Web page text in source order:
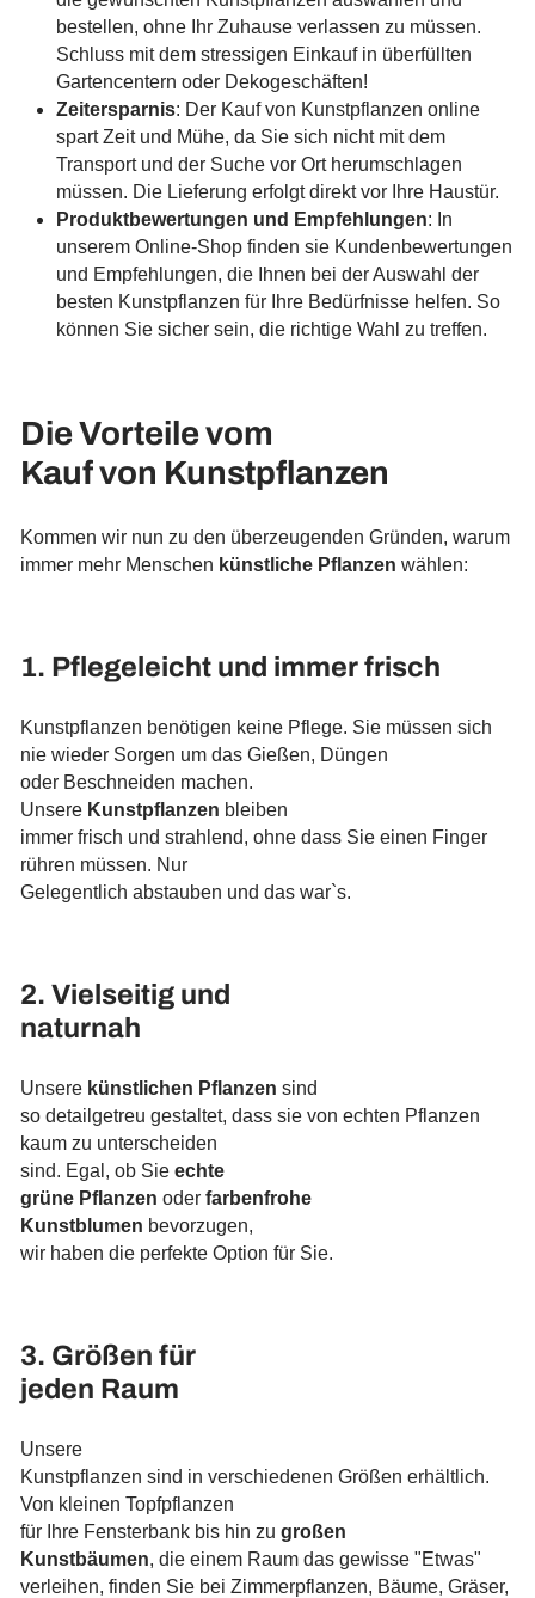
bestellen, ohne Ihr Zuhause verlassen zu müssen.
Schluss mit dem stressigen Einkauf in überfüllten
Gartencentern oder Dekogeschäften!
Zeitersparnis: Der Kauf von Kunstpflanzen online
spart Zeit und Mühe, da Sie sich nicht mit dem
Transport und der Suche vor Ort herumschlagen
müssen. Die Lieferung erfolgt direkt vor Ihre Haustür.
Produktbewertungen und Empfehlungen: In
unserem Online-Shop finden sie Kundenbewertungen
und Empfehlungen, die Ihnen bei der Auswahl der
besten Kunstpflanzen für Ihre Bedürfnisse helfen. So
können Sie sicher sein, die richtige Wahl zu treffen.
Die Vorteile vom
Kauf von Kunstpflanzen
Kommen wir nun zu den überzeugenden Gründen, warum
immer mehr Menschen künstliche Pflanzen wählen:
1. Pflegeleicht und immer frisch
Kunstpflanzen benötigen keine Pflege. Sie müssen sich
nie wieder Sorgen um das Gießen, Düngen
oder Beschneiden machen.
Unsere Kunstpflanzen bleiben
immer frisch und strahlend, ohne dass Sie einen Finger
rühren müssen. Nur
Gelegentlich abstauben und das war`s.
2. Vielseitig und
naturnah
Unsere künstlichen Pflanzen sind
so detailgetreu gestaltet, dass sie von echten Pflanzen
kaum zu unterscheiden
sind. Egal, ob Sie echte
grüne Pflanzen oder farbenfrohe
Kunstblumen bevorzugen,
wir haben die perfekte Option für Sie.
3. Größen für
jeden Raum
Unsere
Kunstpflanzen sind in verschiedenen Größen erhältlich.
Von kleinen Topfpflanzen
für Ihre Fensterbank bis hin zu großen
Kunstbäumen, die einem Raum das gewisse "Etwas"
verleihen, finden Sie bei Zimmerpflanzen, Bäume, Gräser,